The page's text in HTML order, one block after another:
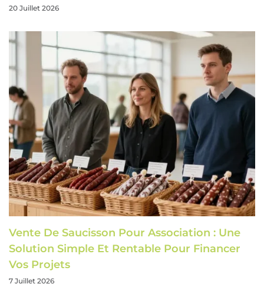
20 Juillet 2026
Vente De Saucisson Pour Association : Une
Solution Simple Et Rentable Pour Financer
Vos Projets
7 Juillet 2026